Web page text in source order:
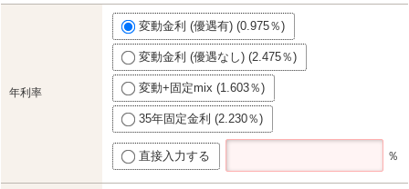
年利率
変動金利 (優遇有) (0.975％)
変動金利 (優遇なし) (2.475％)
変動+固定mix (1.603％)
35年固定金利 (2.230％)
直接入力する ％